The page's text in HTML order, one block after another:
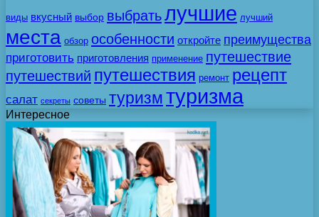
виды вкусный выбор выбратьлучшие лучший
места обзор особенности откройте преимущества
приготовить приготовления применение путешествие
путешествий путешествия ремонт рецепт
салат секреты советы туризмтуризма
Интересное